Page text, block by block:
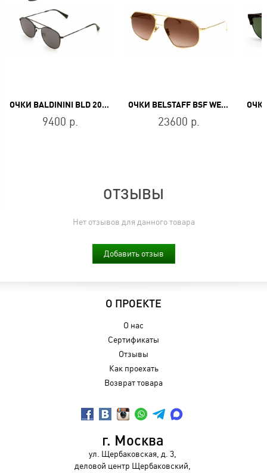
ОЧКИ BALDININI BLD 2037 303
9400 р.
ОЧКИ BELSTAFF BSF WERRINGTON GOLD
23600 р.
ОТЗЫВЫ
Нет отзывов для данного товара
Добавить отзыв
О ПРОЕКТЕ
О нас
Сертификаты
Отзывы
Как проехать
Возврат товара
г. Москва
ул. Щербаковская, д. 3,
деловой центр Щербаковский,